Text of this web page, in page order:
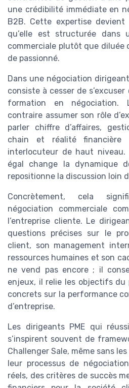
une crédibilité immédiate en
B2B. Cette expertise
qu’elle est structurée dans
commerciale plutôt que diluée
de passionné.
Dans une négociation
consiste à cesser de
formation en
contraire assumer son rôle
parler chiffre d’affaires,
chain et réalité
interlocuteur de haut niveau.
égal change la dynamique
repositionne la discussion loin
Concrètement, cela
négociation commerciale
l’entreprise cliente. Le
questions précises sur le
client, son management
ressources humaines et son
ne vend pas encore ; il
enjeux, il relie les objectifs du
concrets sur la performance
d’entreprise.
Les dirigeants PME qui
s’inspirent souvent de
Challenger Sale, même sans
leur processus de
réels, des critères de succès